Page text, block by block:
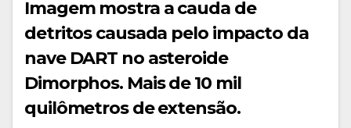
Imagem mostra a cauda de
detritos causada pelo impacto da
nave DART no asteroide
Dimorphos. Mais de 10 mil
quilômetros de extensão.